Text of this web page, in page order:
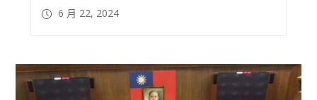
6 月 22, 2024